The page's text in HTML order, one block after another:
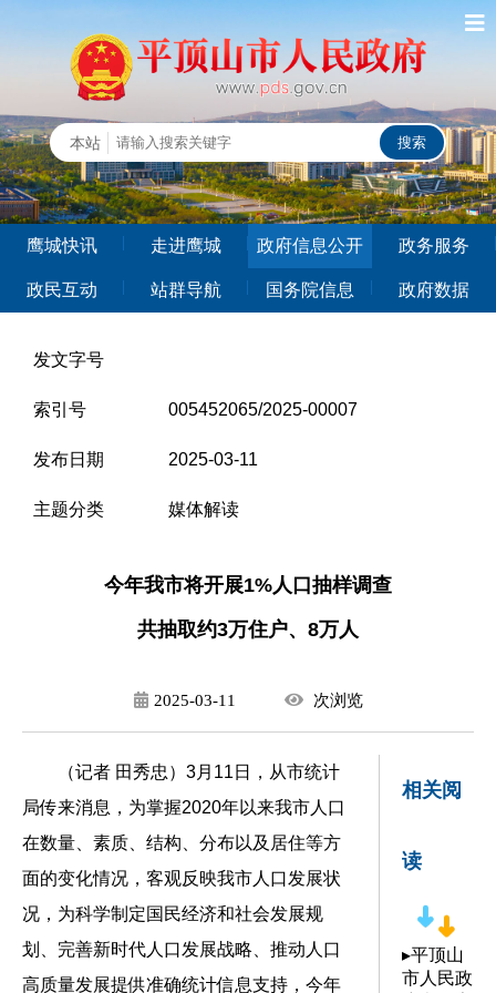
鹰城快讯 走进鹰城 政府信息公开 政务服务
政民互动 站群导航 国务院信息 政府数据
发文字号
索引号 005452065/2025-00007
发布日期 2025-03-11
主题分类 媒体解读
今年我市将开展1%人口抽样调查
共抽取约3万住户、8万人
2025-03-11 次浏览
（记者 田秀忠 ） 3月11日，从市统计
局传来消息，为掌握2020年以来我市人口
在数量、素质、结构、分布以及居住等方
面的变化情况，客观反映我市人口发展状
况，为科学制定国民经济和社会发展规
划、完善新时代人口发展战略、推动人口
高质量发展提供准确统计信息支持，今年
相关阅
读
▸平顶山
市人民政